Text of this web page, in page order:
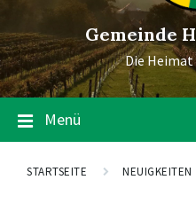
Gemeinde
Die Heimat
Menü
STARTSEITE NEUIGKEITEN